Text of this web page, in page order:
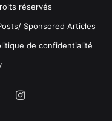
réservés
Sponsored Articles
de confidentialité
Instagram